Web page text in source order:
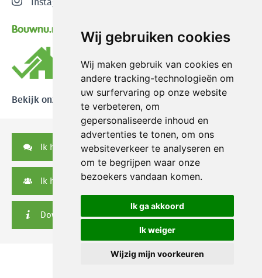
Wij gebruiken cookies
Wij maken gebruik van cookies en
andere tracking-technologieën om
uw surfervaring op onze website
te verbeteren, om
gepersonaliseerde inhoud en
advertenties te tonen, om ons
websiteverkeer te analyseren en
om te begrijpen waar onze
bezoekers vandaan komen.
Ik ga akkoord
Ik weiger
Wijzig mijn voorkeuren
Bouwnu.nl
Bekijk onze reviews
Ik heb een vraag
Ik heb een serviceverzoek
Downloads